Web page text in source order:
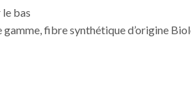
bas
fibre synthétique d’origine